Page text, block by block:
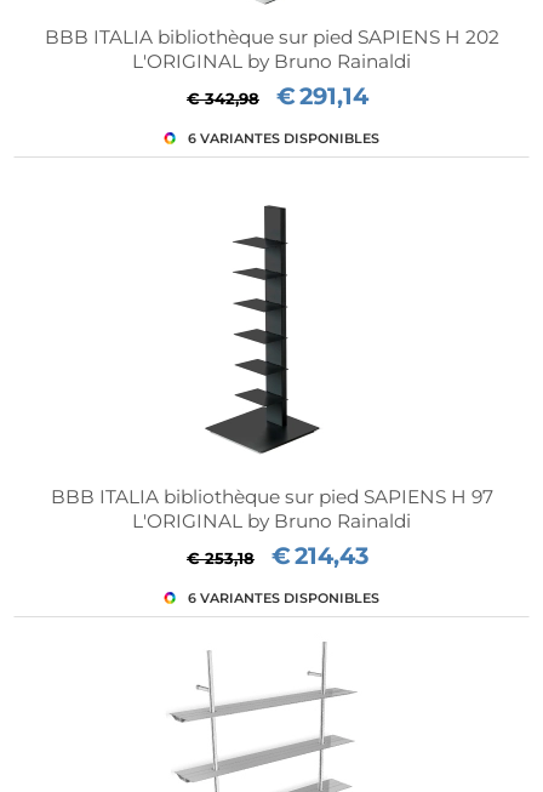
BBB ITALIA bibliothèque sur pied SAPIENS H 202
L'ORIGINAL by Bruno Rainaldi
€ 342,98 €291,14
BBB ITALIA bibliothèque sur pied SAPIENS H 97
L'ORIGINAL by Bruno Rainaldi
€ 253,18 €214,43